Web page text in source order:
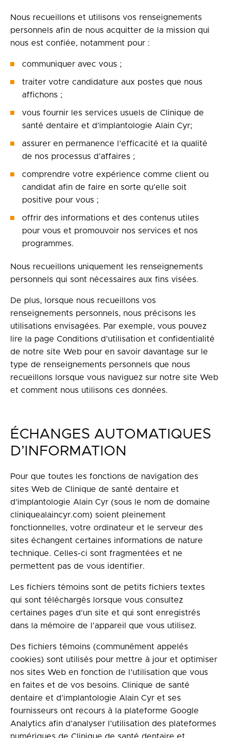
Nous recueillons et utilisons vos renseignements
personnels afin de nous acquitter de la mission qui
nous est confiée, notamment pour :
communiquer avec vous ;
traiter votre candidature aux postes que nous
affichons ;
vous fournir les services usuels de Clinique de
santé dentaire et d’implantologie Alain Cyr;
assurer en permanence l’efficacité et la qualité
de nos processus d’affaires ;
comprendre votre expérience comme client ou
candidat afin de faire en sorte qu’elle soit
positive pour vous ;
offrir des informations et des contenus utiles
pour vous et promouvoir nos services et nos
programmes.
Nous recueillons uniquement les renseignements
personnels qui sont nécessaires aux fins visées.
De plus, lorsque nous recueillons vos
renseignements personnels, nous précisons les
utilisations envisagées. Par exemple, vous pouvez
lire la page Conditions d’utilisation et confidentialité
de notre site Web pour en savoir davantage sur le
type de renseignements personnels que nous
recueillons lorsque vous naviguez sur notre site Web
et comment nous utilisons ces données.
ÉCHANGES AUTOMATIQUES
D’INFORMATION
Pour que toutes les fonctions de navigation des
sites Web de Clinique de santé dentaire et
d’implantologie Alain Cyr (sous le nom de domaine
cliniquealaincyr.com) soient pleinement
fonctionnelles, votre ordinateur et le serveur des
sites échangent certaines informations de nature
technique. Celles-ci sont fragmentées et ne
permettent pas de vous identifier.
Les fichiers témoins sont de petits fichiers textes
qui sont téléchargés lorsque vous consultez
certaines pages d’un site et qui sont enregistrés
dans la mémoire de l’appareil que vous utilisez.
Des fichiers témoins (communément appelés
cookies) sont utilisés pour mettre à jour et optimiser
nos sites Web en fonction de l’utilisation que vous
en faites et de vos besoins. Clinique de santé
dentaire et d’implantologie Alain Cyr et ses
fournisseurs ont recours à la plateforme Google
Analytics afin d’analyser l’utilisation des plateformes